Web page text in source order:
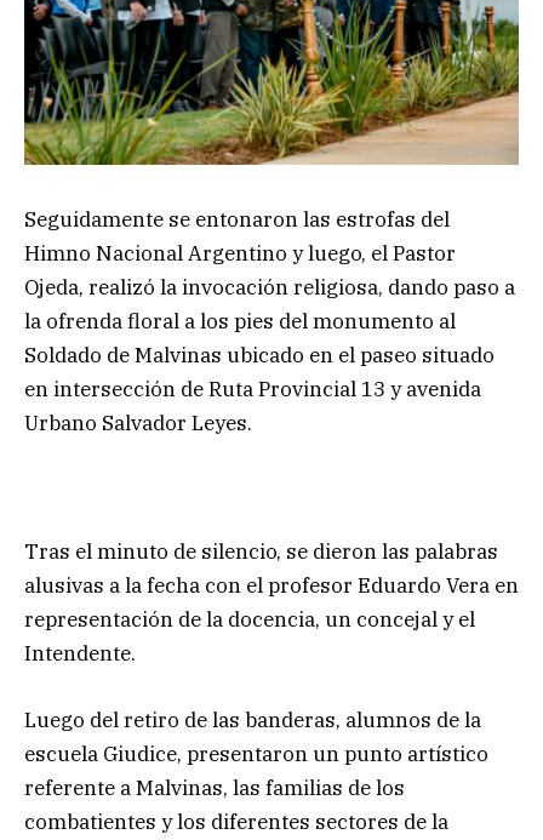
Seguidamente se entonaron las estrofas del
Himno Nacional Argentino y luego, el Pastor
Ojeda, realizó la invocación religiosa, dando paso a
la ofrenda floral a los pies del monumento al
Soldado de Malvinas ubicado en el paseo situado
en intersección de Ruta Provincial 13 y avenida
Urbano Salvador Leyes.
Tras el minuto de silencio, se dieron las palabras
alusivas a la fecha con el profesor Eduardo Vera en
representación de la docencia, un concejal y el
Intendente.
Luego del retiro de las banderas, alumnos de la
escuela Giudice, presentaron un punto artístico
referente a Malvinas, las familias de los
combatientes y los diferentes sectores de la